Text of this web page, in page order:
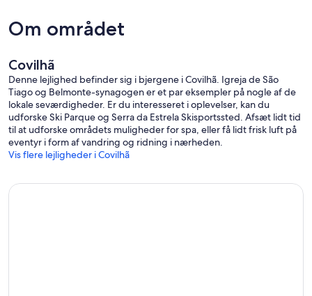
Om området
Covilhã
Denne lejlighed befinder sig i bjergene i Covilhã. Igreja de São
Tiago og Belmonte-synagogen er et par eksempler på nogle af de
lokale seværdigheder. Er du interesseret i oplevelser, kan du
udforske Ski Parque og Serra da Estrela Skisportssted. Afsæt lidt tid
til at udforske områdets muligheder for spa, eller få lidt frisk luft på
eventyr i form af vandring og ridning i nærheden.
Vis flere lejligheder i Covilhã